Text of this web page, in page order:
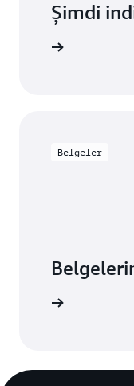
Şimdi
Belgeler